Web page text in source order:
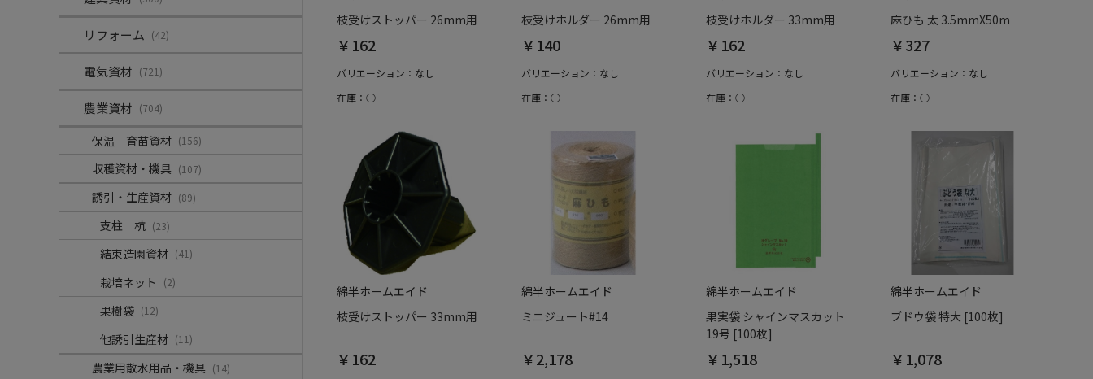
リフォーム (42)
電気資材 (721)
農業資材 (704)
保温 育苗資材 (156)
収穫資材・機具 (107)
誘引・生産資材 (89)
支柱 杭 (23)
結束造園資材 (41)
栽培ネット (2)
果樹袋 (12)
他誘引生産材 (11)
農業用散水用品・機具 (14)
枝受けストッパー 26mm用
￥162
バリエーション：なし
在庫：○
枝受けホルダー 26mm用
￥140
バリエーション：なし
在庫：○
枝受けホルダー 33mm用
￥162
バリエーション：なし
在庫：○
麻ひも 太 3.5mmX50m
￥327
バリエーション：なし
在庫：○
綿半ホームエイド
枝受けストッパー 33mm用
￥162
綿半ホームエイド
ミニジュート#14
￥2,178
綿半ホームエイド
果実袋 シャインマスカット
19号 [100枚]
￥1,518
綿半ホームエイド
ブドウ袋 特大 [100枚]
￥1,078